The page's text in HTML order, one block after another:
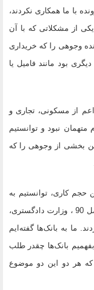
با ما همکاری نکردند،
یکی از مشکلاتی که با آن
وجوهی را که خریداری
بود مانند فامیل یا
به 323 مورد ملک اعم از مسکونی، تجاری و
متهمان نبود و توانستیم
بخشی از وجوهی را که
حجم کاری، توانستیم به
نتایج خوبی برسیم. مجلس به خصوص کمیسیون اصل 90 ، وزارت دادگستری،
ما به بانک‌ها گفته‌ایم
بانک‌ها چقدر طلب
که هر دو این دو موضوع